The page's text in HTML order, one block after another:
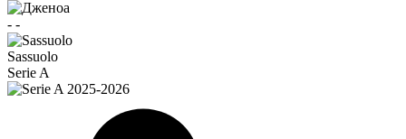
- -
Sassuolo
Serie A